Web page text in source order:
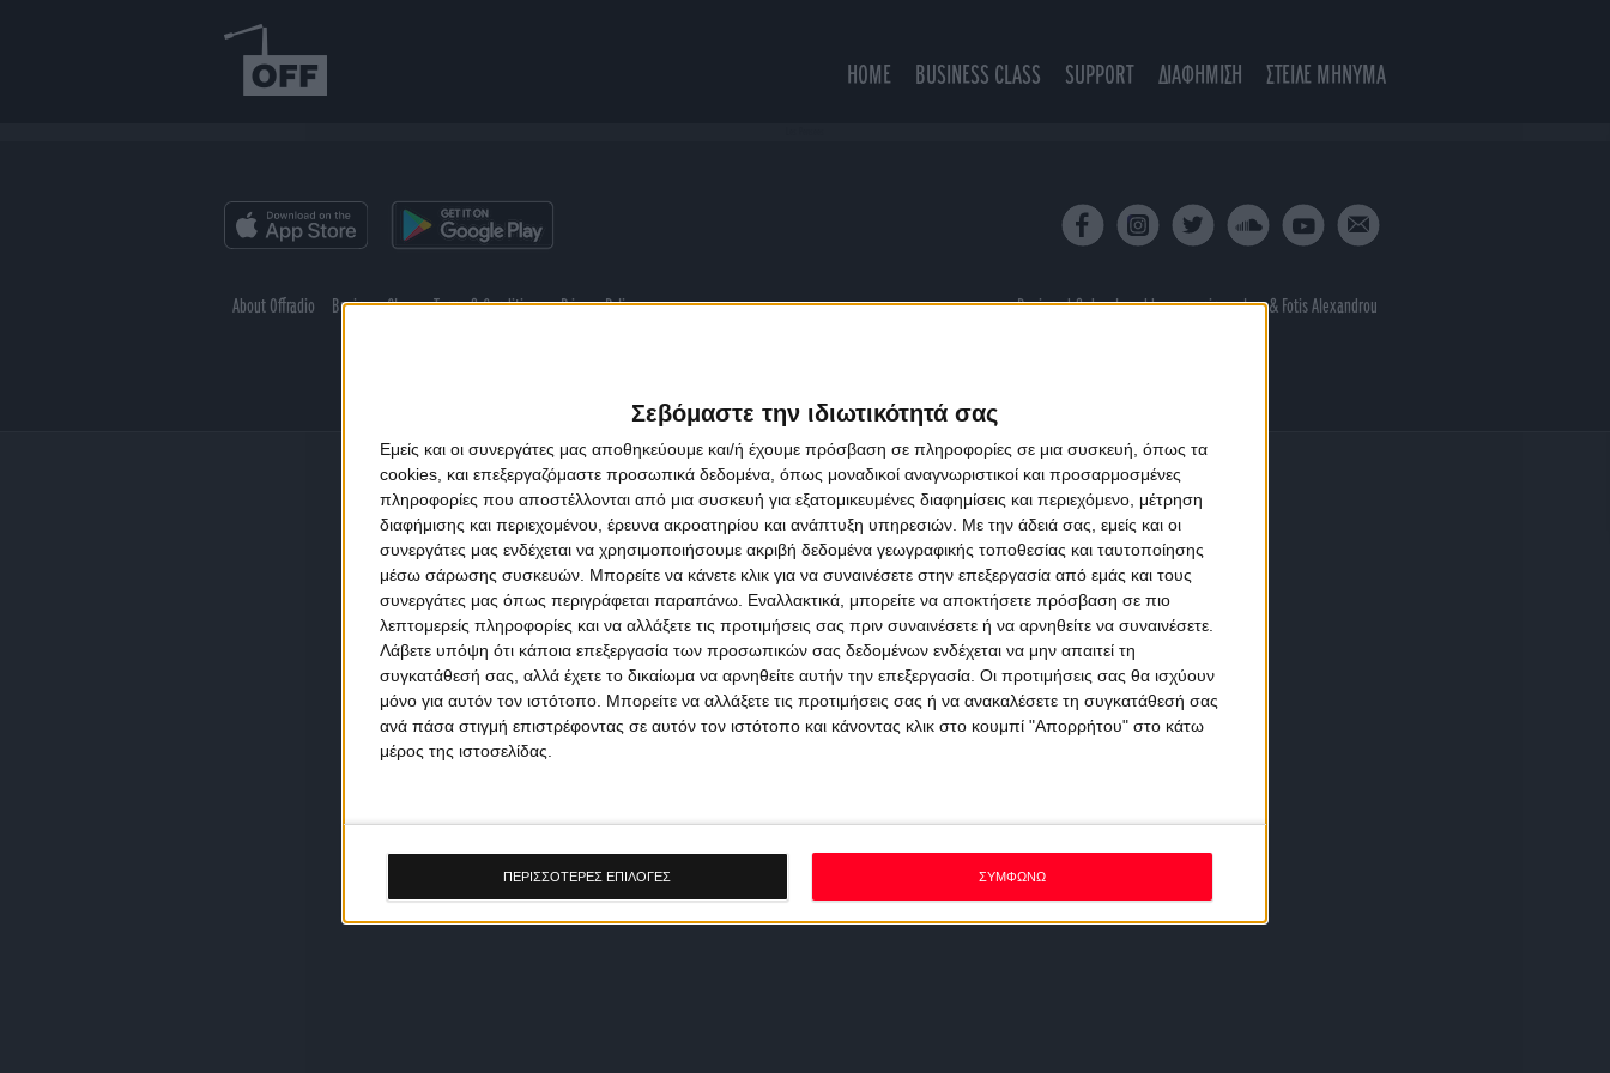
Σεβόμαστε την ιδιωτικότητά σας
Εμείς και οι συνεργάτες μας αποθηκεύουμε και/ή έχουμε πρόσβαση σε πληροφορίες σε μια συσκευή, όπως τα
cookies, και επεξεργαζόμαστε προσωπικά δεδομένα, όπως μοναδικοί αναγνωριστικοί και προσαρμοσμένες
πληροφορίες που αποστέλλονται από μια συσκευή για εξατομικευμένες διαφημίσεις και περιεχόμενο, μέτρηση
διαφήμισης και περιεχομένου, έρευνα ακροατηρίου και ανάπτυξη υπηρεσιών. Με την άδειά σας, εμείς και οι
συνεργάτες μας ενδέχεται να χρησιμοποιήσουμε ακριβή δεδομένα γεωγραφικής τοποθεσίας και ταυτοποίησης
μέσω σάρωσης συσκευών. Μπορείτε να κάνετε κλικ για να συναινέσετε στην επεξεργασία από εμάς και τους
συνεργάτες μας όπως περιγράφεται παραπάνω. Εναλλακτικά, μπορείτε να αποκτήσετε πρόσβαση σε πιο
λεπτομερείς πληροφορίες και να αλλάξετε τις προτιμήσεις σας πριν συναινέσετε ή να αρνηθείτε να συναινέσετε.
Λάβετε υπόψη ότι κάποια επεξεργασία των προσωπικών σας δεδομένων ενδέχεται να μην απαιτεί τη
συγκατάθεσή σας, αλλά έχετε το δικαίωμα να αρνηθείτε αυτήν την επεξεργασία. Οι προτιμήσεις σας θα ισχύουν
μόνο για αυτόν τον ιστότοπο. Μπορείτε να αλλάξετε τις προτιμήσεις σας ή να ανακαλέσετε τη συγκατάθεσή σας
ανά πάσα στιγμή επιστρέφοντας σε αυτόν τον ιστότοπο και κάνοντας κλικ στο κουμπί "Απορρήτου" στο κάτω
μέρος της ιστοσελίδας.
ΠΕΡΙΣΣΟΤΕΡΕΣ ΕΠΙΛΟΓΕΣ ΣΥΜΦΩΝΩ
HOME BUSINESS CLASS SUPPORT ΔΙΑΦΗΜΙΣΗ ΣΤΕΙΛΕ ΜΗΝΥΜΑ
About Offradio Business Class Terms & Conditions Privacy Policy Designed & developed byporcupine colors& Fotis Alexandrou